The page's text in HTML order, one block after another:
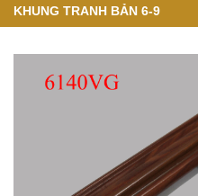
KHUNG TRANH BẢN 6-9